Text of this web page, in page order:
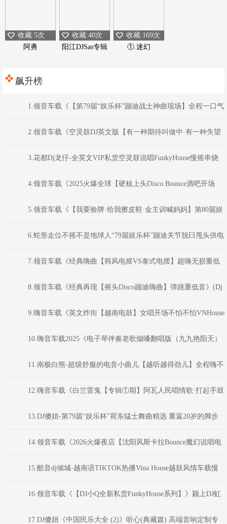
阿勇
收藏:5次
阳江DJSas专辑
收藏:40次
①.迷幻
收藏:169次
飙升榜
1.领音车载《【第79届“娱乐杯”蹦迪战士神曲现场】全程一口气
带你听完全英文音乐·以后非金币不可下载》权少音乐
2.领音车载《空灵鼓DJ英文版【有一种期待叫做中·有一种失望
叫做请添加对方为好友】》DJ虹君
3.花都Dj龙仔-全英文VIP私货空灵鼓说唱FunkyHouse慢摇串烧
4.领音车载《2025火爆全球【硬核上头Disco.Bounce酒吧开场
NO.6】劲爆电音》(Dj音少Mix)
5.领音车载《【我要验牌·给我擦皮鞋·金主训喊妈妈】第80届娱
乐杯·韩风Bounce电音派对》颍上DJ虹君
6.蛇形走位不摇不是地球人“79届娱乐杯”蹦迪关节脱臼甩头供电
局-宁音社音乐文化
7.领音车载《经典嗨曲【韩风电摇VS泰式电摆】超嗨无损重低
音炮》(Dj红仔Mix)
8.领音车载《经典再现【摇头Disco蹦迪嗨曲】弹跳重低音》(Dj
红仔Mix)9.嗨音车载《英文炸街【越南电鼓】女唱开场不怕不怕VNHouse
混音车载串烧大碟》 河南DJ彦航
10.嗨音车载2025《电子琴伴奏老歌烟嗓翻唱版（九九艳阳天）
山歌好比春江水车载串烧》 DJ小花
11.南极白熊-超级舒服的电音小曲儿【越听越得劲儿】全程嗨不
12.嗨音车载《白兰雷鬼【专辑①期】阿瓦人民唱情歌·打起手鼓
敲起锣·我的祖国·民谣串烧大碟》 河南DJ彦航
13.DJ傻妞-第79届“娱乐杯”荷东猛士舞曲精选 重返20岁的脚步
跳跃(2025.9-Mix)
14.领音车载《2026火爆夜店【沈阳风斯卡拉Bounce魔幻说唱电
子NO.1】弹跳重低音》Dj红仔Mix)
15.酷音dj倾城-越南语TIKTOK热播Vina House越鼓风情车载慢
摇舞曲串烧16.领音车载《【DJ小Q全新私货FunkyHouse系列】》颍上DJ虹
17.DJ傻妞《中国民乐大全 (2)》听心(典藏篇) 高端音响定制专